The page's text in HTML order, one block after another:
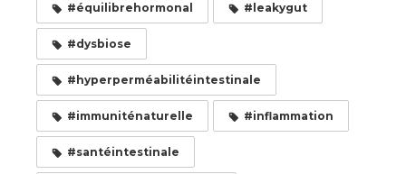
#équilibrehormonal #leakygut
#dysbiose
#hyperperméabilitéintestinale
#immuniténaturelle #inflammation
#santéintestinale